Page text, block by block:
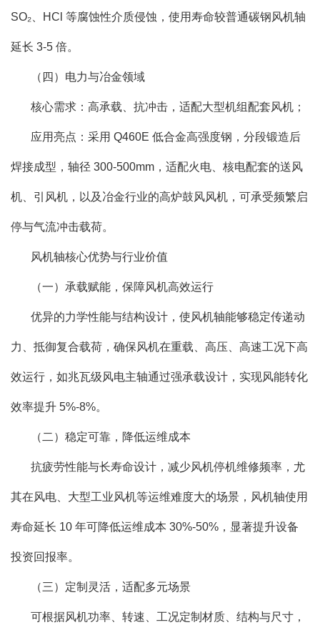
SO₂、HCl 等腐蚀性介质侵蚀，使用寿命较普通碳钢风机轴
延长 3-5 倍。
（四）电力与冶金领域
核心需求：高承载、抗冲击，适配大型机组配套风机；
应用亮点：采用 Q460E 低合金高强度钢，分段锻造后
焊接成型，轴径 300-500mm，适配火电、核电配套的送风
机、引风机，以及冶金行业的高炉鼓风风机，可承受频繁启
停与气流冲击载荷。
风机轴核心优势与行业价值
（一）承载赋能，保障风机高效运行
优异的力学性能与结构设计，使风机轴能够稳定传递动
力、抵御复合载荷，确保风机在重载、高压、高速工况下高
效运行，如兆瓦级风电主轴通过强承载设计，实现风能转化
效率提升 5%-8%。
（二）稳定可靠，降低运维成本
抗疲劳性能与长寿命设计，减少风机停机维修频率，尤
其在风电、大型工业风机等运维难度大的场景，风机轴使用
寿命延长 10 年可降低运维成本 30%-50%，显著提升设备
投资回报率。
（三）定制灵活，适配多元场景
可根据风机功率、转速、工况定制材质、结构与尺寸，